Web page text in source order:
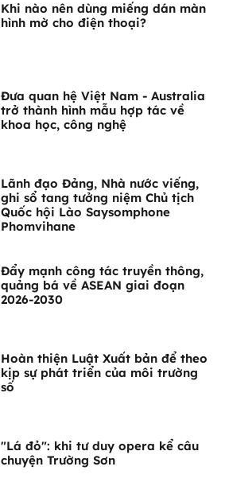
Khi nào nên dùng miếng dán màn
hình mờ cho điện thoại?
Đưa quan hệ Việt Nam - Australia
trở thành hình mẫu hợp tác về
khoa học, công nghệ
Lãnh đạo Đảng, Nhà nước viếng,
ghi sổ tang tưởng niệm Chủ tịch
Quốc hội Lào Saysomphone
Phomvihane
Đẩy mạnh công tác truyền thông,
quảng bá về ASEAN giai đoạn
2026-2030
Hoàn thiện Luật Xuất bản để theo
kịp sự phát triển của môi trường
số
"Lá đỏ": khi tư duy opera kể câu
chuyện Trường Sơn